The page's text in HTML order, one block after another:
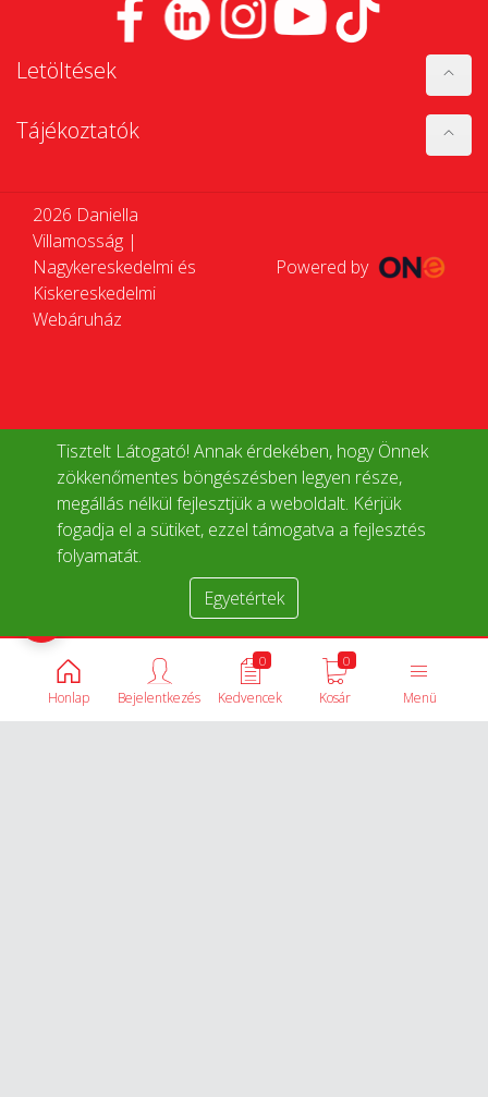
Tisztelt Látogató! Annak érdekében, hogy Önnek
zökkenőmentes böngészésben legyen része,
megállás nélkül fejlesztjük a weboldalt. Kérjük
fogadja el a sütiket, ezzel támogatva a fejlesztés
folyamatát.
Egyetértek
Letöltések
Tájékoztatók
2026 Daniella
Villamosság |
Nagykereskedelmi és
Kiskereskedelmi
Webáruház
Powered by
Honlap Menü
0
Kosár
0
Kedvencek
Bejelentkezés
Termékek összehasonlítása